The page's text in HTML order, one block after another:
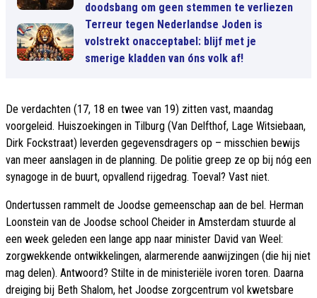
doodsbang om geen stemmen te verliezen
Terreur tegen Nederlandse Joden is
volstrekt onacceptabel: blijf met je
smerige kladden van óns volk af!
De verdachten (17, 18 en twee van 19) zitten vast, maandag
voorgeleid. Huiszoekingen in Tilburg (Van Delfthof, Lage Witsiebaan,
Dirk Fockstraat) leverden gegevensdragers op – misschien bewijs
van meer aanslagen in de planning. De politie greep ze op bij nóg een
synagoge in de buurt, opvallend rijgedrag. Toeval? Vast niet.
Ondertussen rammelt de Joodse gemeenschap aan de bel. Herman
Loonstein van de Joodse school Cheider in Amsterdam stuurde al
een week geleden een lange app naar minister David van Weel:
zorgwekkende ontwikkelingen, alarmerende aanwijzingen (die hij niet
mag delen). Antwoord? Stilte in de ministeriële ivoren toren. Daarna
dreiging bij Beth Shalom, het Joodse zorgcentrum vol kwetsbare